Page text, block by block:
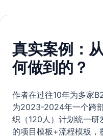
真实案例：
何做到的？
作者在过往10年为多家
为2023-2024年一个跨
织（120人）计划统一
的项目模板+流程模板